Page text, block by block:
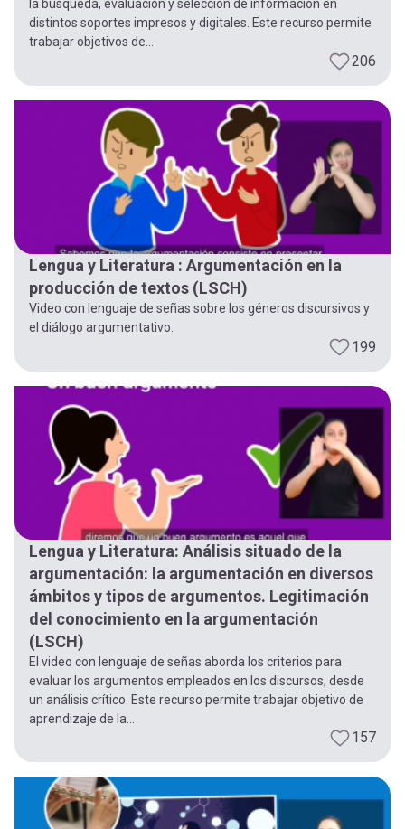
la búsqueda, evaluación y selección de información en
distintos soportes impresos y digitales. Este recurso permite
trabajar objetivos de...
206
Lengua y Literatura : Argumentación en la
producción de textos (LSCH)
Video con lenguaje de señas sobre los géneros discursivos y
el diálogo argumentativo.
199
Lengua y Literatura: Análisis situado de la
argumentación: la argumentación en diversos
ámbitos y tipos de argumentos. Legitimación
del conocimiento en la argumentación
(LSCH)
El video con lenguaje de señas aborda los criterios para
evaluar los argumentos empleados en los discursos, desde
un análisis crítico. Este recurso permite trabajar objetivo de
aprendizaje de la...
157